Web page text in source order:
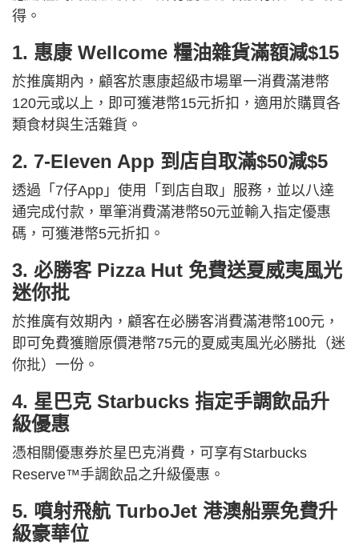
得。
1. 惠康 Wellcome 糧油雜貨滿額減$15
於推廣期內，顧客於惠康超級市場單一消費滿港幣
120元或以上，即可獲港幣15元折扣，適用於購買各
類食材與生活雜貨。
2. 7-Eleven App 到店自取滿$50減$5
透過「7仔App」使用「到店自取」服務，並以八達
通完成付款，單筆消費滿港幣50元並輸入指定優惠
碼，可獲港幣5元折扣。
3. 必勝客 Pizza Hut 免費送夏威夷風光
迷你批
於推廣有效期內，顧客在必勝客消費滿港幣100元，
即可免費獲贈原價港幣75元的夏威夷風光必勝批（迷
你批）一份。
4. 星巴克 Starbucks 指定手調飲品升
級優惠
憑相關優惠券於星巴克消費，可享有Starbucks
Reserve™手調飲品之升級優惠。
5. 噴射飛航 TurboJet 港澳船票免費升
級豪華位